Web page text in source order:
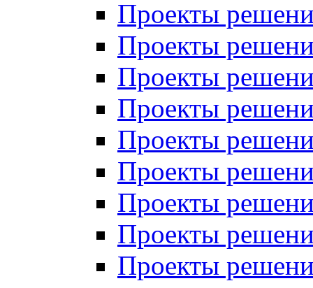
Проекты
Проекты
Проекты
Проекты
Проекты
Проекты
Проекты
Проекты
Проекты